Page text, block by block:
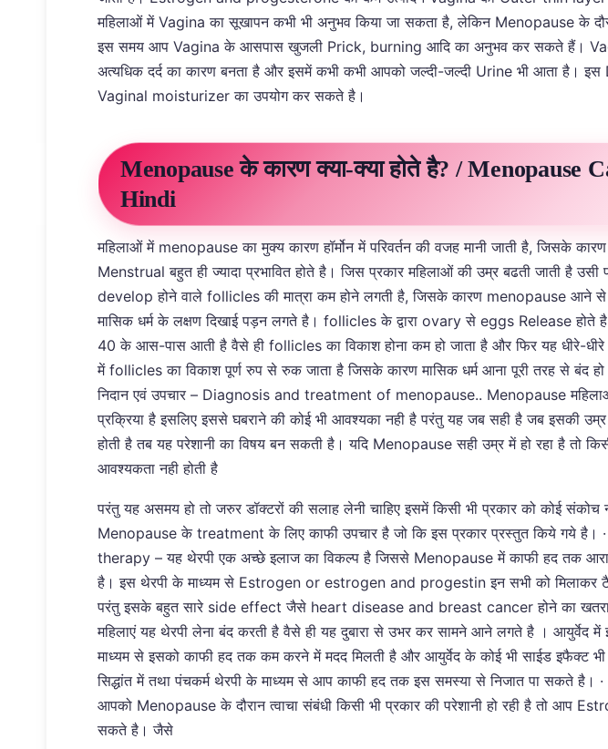
महिलाओं में Vagina का सूखापन कभी भी अनुभव किया जा सकता है, लेकिन Menopause के
इस समय आप Vagina के आसपास खुजली Prick, burning आदि का अनुभव कर सकते हैं।
अत्यधिक दर्द का कारण बनता है और इसमें कभी कभी आपको जल्दी-जल्दी Urine भी आता है।
Vaginal moisturizer का उपयोग कर सकते है।
Menopause के कारण क्या-क्या होते है? / Menopause
Hindi
महिलाओं में menopause का मुक्य कारण हॉर्मोन में परिवर्तन की वजह मानी जाती है, जिसके
Menstrual बहुत ही ज्यादा प्रभावित होते है। जिस प्रकार महिलाओं की उम्र बढती जाती है उसी
develop होने वाले follicles की मात्रा कम होने लगती है, जिसके कारण menopause आने
मासिक धर्म के लक्षण दिखाई पड़न लगते है। follicles के द्वारा ovary से eggs Release होते
40 के आस-पास आती है वैसे ही follicles का विकाश होना कम हो जाता है और फिर यह धीरे-
में follicles का विकाश पूर्ण रुप से रुक जाता है जिसके कारण मासिक धर्म आना पूरी तरह से बंद
निदान एवं उपचार – Diagnosis and treatment of menopause.. Menopause
प्रक्रिया है इसलिए इससे घबराने की कोई भी आवश्यका नही है परंतु यह जब सही है जब इसकी
होती है तब यह परेशानी का विषय बन सकती है। यदि Menopause सही उम्र में हो रहा है तो
आवश्यकता नही होती है
परंतु यह असमय हो तो जरुर डॉक्टरों की सलाह लेनी चाहिए इसमें किसी भी प्रकार को कोई संकोच
Menopause के treatment के लिए काफी उपचार है जो कि इस प्रकार प्रस्तुत किये गये
therapy – यह थेरपी एक अच्छे इलाज का विकल्प है जिससे Menopause में काफी हद तक
है। इस थेरपी के माध्यम से Estrogen or estrogen and progestin इन सभी को मिलाकर
परंतु इसके बहुत सारे side effect जैसे heart disease and breast cancer होने का खतरा
महिलाएं यह थेरपी लेना बंद करती है वैसे ही यह दुबारा से उभर कर सामने आने लगते है । आयुर्वेद
माध्यम से इसको काफी हद तक कम करने में मदद मिलती है और आयुर्वेद के कोई भी साईड इफैक्ट
सिद्धांत में तथा पंचकर्म थेरपी के माध्यम से आप काफी हद तक इस समस्या से निजात पा सकते है।
आपको Menopause के दौरान त्वाचा संबंधी किसी भी प्रकार की परेशानी हो रही है तो आप
सकते है। जैसे